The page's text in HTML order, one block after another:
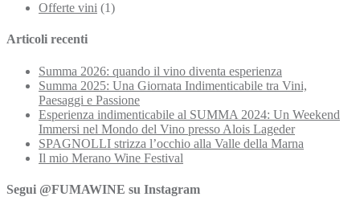
Offerte vini (1)
Articoli recenti
Summa 2026: quando il vino diventa esperienza
Summa 2025: Una Giornata Indimenticabile tra Vini,
Paesaggi e Passione
Esperienza indimenticabile al SUMMA 2024: Un Weekend
Immersi nel Mondo del Vino presso Alois Lageder
SPAGNOLLI strizza l’occhio alla Valle della Marna
Il mio Merano Wine Festival
Segui @FUMAWINE su Instagram